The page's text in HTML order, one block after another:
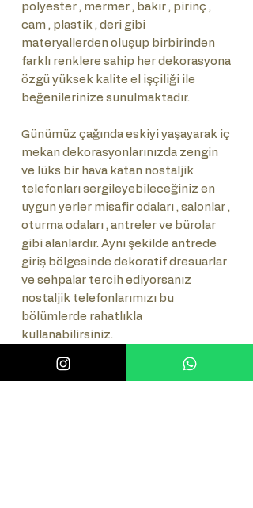
polyester , mermer , bakır , pirinç ,
cam , plastik , deri gibi
materyallerden oluşup birbirinden
farklı renklere sahip her dekorasyona
özgü yüksek kalite el işçiliği ile
beğenilerinize sunulmaktadır.
Günümüz çağında eskiyi yaşayarak iç
mekan dekorasyonlarınızda zengin
ve lüks bir hava katan nostaljik
telefonları sergileyebileceğiniz en
uygun yerler misafir odaları , salonlar ,
oturma odaları , antreler ve bürolar
gibi alanlardır. Aynı şekilde antrede
giriş bölgesinde dekoratif dresuarlar
ve sehpalar tercih ediyorsanız
nostaljik telefonlarımızı bu
bölümlerde rahatlıkla
kullanabilirsiniz.
Önemli Not